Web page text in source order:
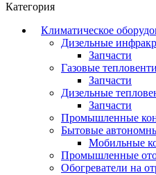
Категория
Климатическое
Дизельные
Запчасти
Газовые
Запчасти
Дизельные
Запчасти
Промышленные
Бытовые
Мобильные
Промышленные
Обогреватели на